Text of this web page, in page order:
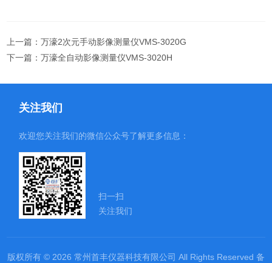
上一篇：万濠2次元手动影像测量仪VMS-3020G
下一篇：万濠全自动影像测量仪VMS-3020H
关注我们
欢迎您关注我们的微信公众号了解更多信息：
扫一扫
关注我们
版权所有 © 2026 常州首丰仪器科技有限公司 All Rights Reserved 备